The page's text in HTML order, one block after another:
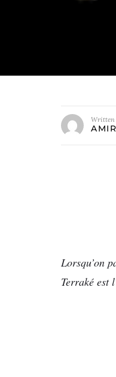
Written
Lorsqu’on
Terraké est